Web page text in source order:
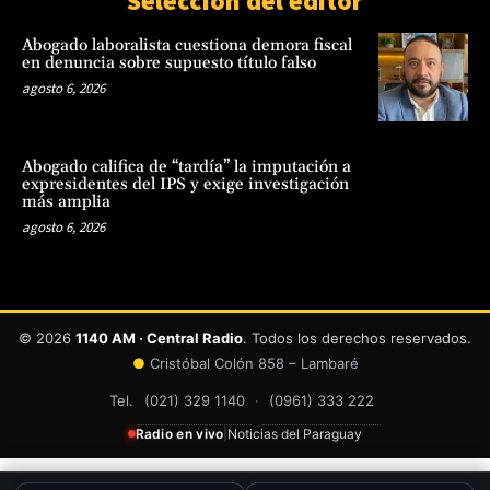
Abogado laboralista cuestiona demora fiscal
en denuncia sobre supuesto título falso
agosto 6, 2026
Abogado califica de “tardía” la imputación a
expresidentes del IPS y exige investigación
más amplia
agosto 6, 2026
© 2026 1140 AM · Central Radio. Todos los derechos reservados.
● Cristóbal Colón 858 – Lambaré
Tel. (021) 329 1140 · (0961) 333 222
Radio en vivo Noticias del Paraguay